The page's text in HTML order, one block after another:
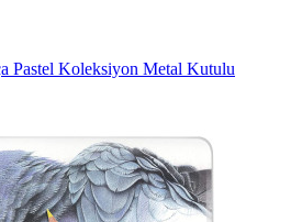
Pastel Koleksiyon Metal Kutulu